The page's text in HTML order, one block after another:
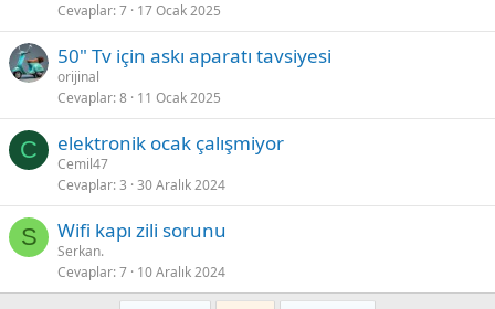
Cevaplar 7 17 Ocak 2025
50" Tv için askı aparatı tavsiyesi
orijinal
Cevaplar 8 11 Ocak 2025
C elektronik ocak çalışmiyor
Cemil47
Cevaplar 3 30 Aralık 2024
S Wifi kapı zili sorunu
Serkan.
Cevaplar 7 10 Aralık 2024